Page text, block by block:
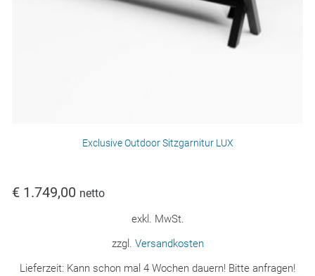
Exclusive Outdoor Sitzgarnitur LUX
€ 1.749,00 netto
exkl. MwSt.
zzgl. Versandkosten
Lieferzeit: Kann schon mal 4 Wochen dauern! Bitte anfragen!